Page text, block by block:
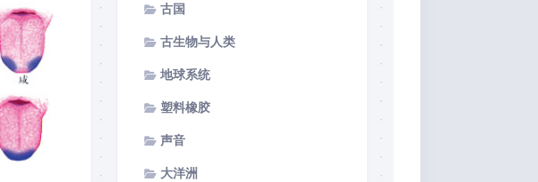
古国
古生物与人类
地球系统
塑料橡胶
声音
大洋洲